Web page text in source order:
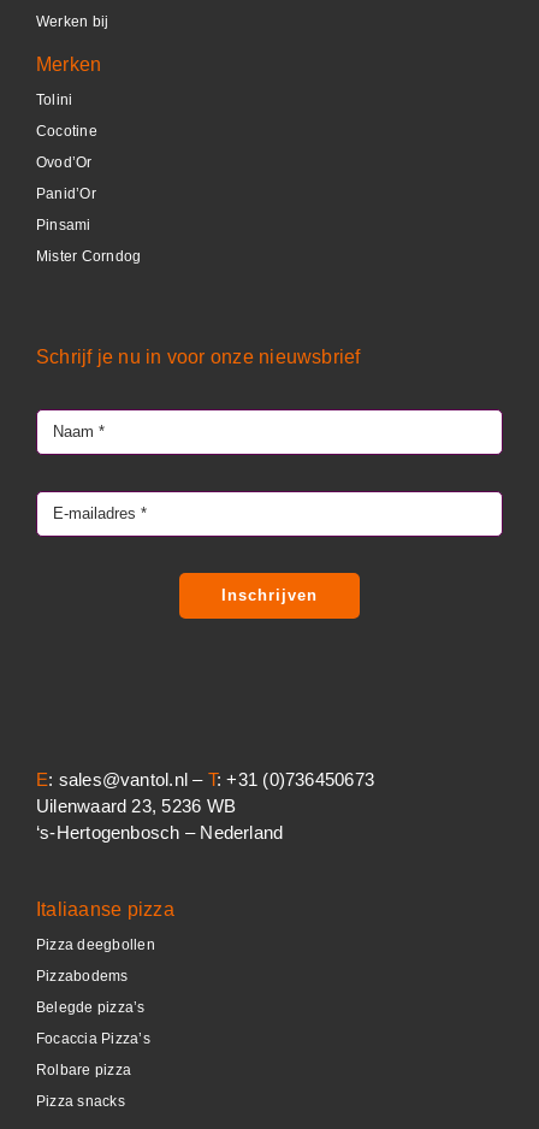
Werken bij
Merken
Tolini
Cocotine
Ovod’Or
Panid’Or
Pinsami
Mister Corndog
Italiaanse pizza
Pizza deegbollen
Pizzabodems
Belegde pizza’s
Focaccia Pizza’s
Rolbare pizza
Pizza snacks
Schrijf je nu in voor onze nieuwsbrief
Inschrijven
E: sales@vantol.nl – T: +31 (0)736450673
Uilenwaard 23, 5236 WB
‘s-Hertogenbosch – Nederland